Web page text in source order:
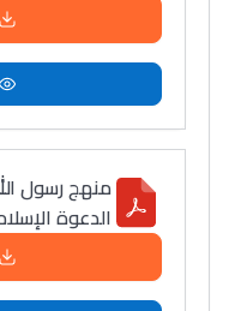
منهج رسول
الدعوة